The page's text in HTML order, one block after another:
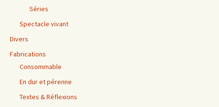
Séries
Spectacle vivant
Divers
Fabrications
Consommable
En dur et pérenne
Textes & Réflexions